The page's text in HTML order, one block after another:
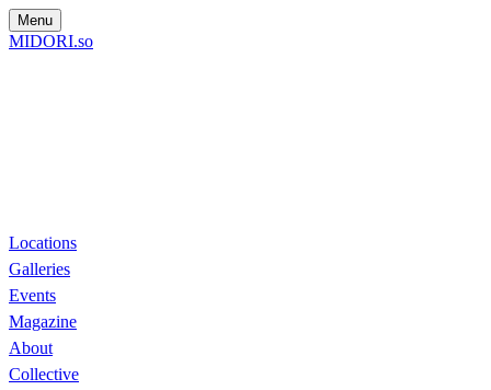
Menu
MIDORI.so
Locations
Galleries
Events
Magazine
About
Collective